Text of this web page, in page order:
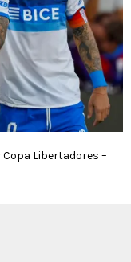
Libertadores –